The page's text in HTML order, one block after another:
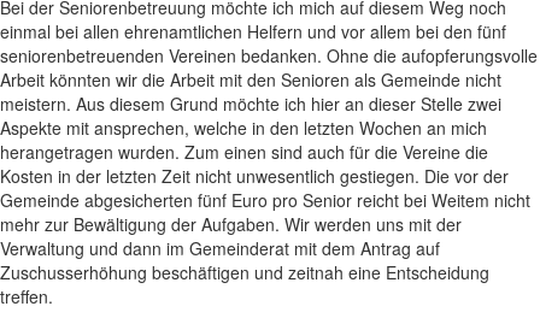
Bei der Seniorenbetreuung möchte ich mich auf diesem Weg noch
einmal bei allen ehrenamtlichen Helfern und vor allem bei den fünf
seniorenbetreuenden Vereinen bedanken. Ohne die aufopferungsvolle
Arbeit könnten wir die Arbeit mit den Senioren als Gemeinde nicht
meistern. Aus diesem Grund möchte ich hier an dieser Stelle zwei
Aspekte mit ansprechen, welche in den letzten Wochen an mich
herangetragen wurden. Zum einen sind auch für die Vereine die
Kosten in der letzten Zeit nicht unwesentlich gestiegen. Die vor der
Gemeinde abgesicherten fünf Euro pro Senior reicht bei Weitem nicht
mehr zur Bewältigung der Aufgaben. Wir werden uns mit der
Verwaltung und dann im Gemeinderat mit dem Antrag auf
Zuschusserhöhung beschäftigen und zeitnah eine Entscheidung
treffen.